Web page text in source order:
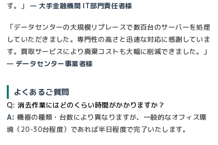
す。」 — 大手金融機関 IT部門責任者様
「データセンターの大規模リプレースで数百台のサーバーを処理
していただきました。専門性の高さと迅速な対応に感謝していま
す。買取サービスにより廃棄コストも大幅に削減できました。」
— データセンター事業者様
よくあるご質問
Q: 消去作業にはどのくらい時間がかかりますか？
A: 機器の種類・台数により異なりますが、一般的なオフィス環
境（20-30台程度）であれば半日程度で完了いたします。